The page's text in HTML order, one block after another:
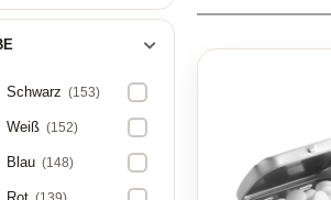
Schwarz (153)
Weiß (152)
Blau (148)